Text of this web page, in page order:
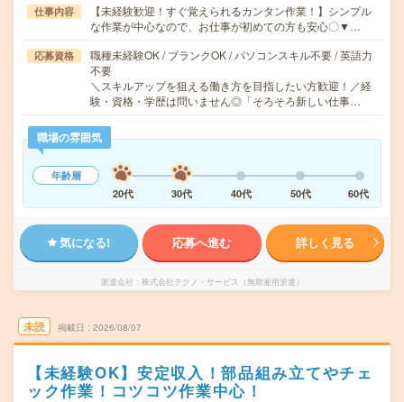
仕事内容
【未経験歓迎！すぐ覚えられるカンタン作業！】シンプル
な作業が中心なので、お仕事が初めての方も安心〇▼…
応募資格
職種未経験OK / ブランクOK / パソコンスキル不要 / 英語力
不要
＼スキルアップを狙える働き方を目指したい方歓迎！／経
験・資格・学歴は問いません◎「そろそろ新しい仕事…
職場の雰囲気
年齢層
20代
30代 40代 50代 60代
気になる! 応募へ進む 詳しく見る
派遣会社 株式会社テクノ・サービス（無期雇用派遣）
未読 掲載日 2026/08/07
【未経験OK】安定収入！部品組み立てやチェ
ック作業！コツコツ作業中心！